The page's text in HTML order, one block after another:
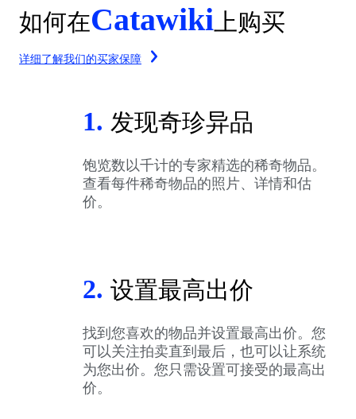
如何在Catawiki 上购买
详细了解我们的买家保障
1. 发现奇珍异品
饱览数以千计的专家精选的稀奇物品。
查看每件稀奇物品的照片、详情和估
价。
2. 设置最高出价
找到您喜欢的物品并设置最高出价。您
可以关注拍卖直到最后，也可以让系统
为您出价。您只需设置可接受的最高出
价。